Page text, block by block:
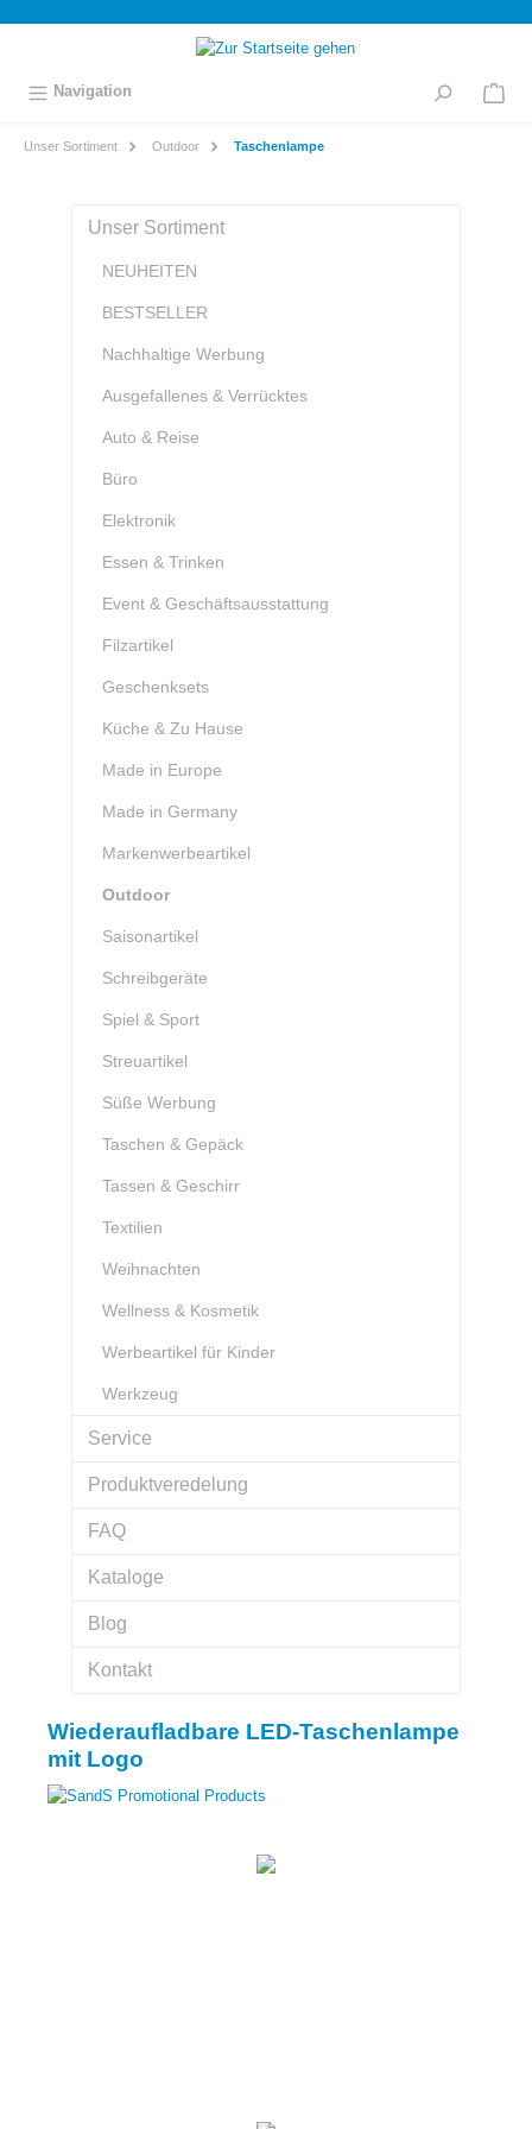
springen
Navigation
Unser Sortiment Outdoor Taschenlampe
Unser Sortiment
NEUHEITEN
BESTSELLER
Nachhaltige Werbung
Ausgefallenes & Verrücktes
Auto & Reise
Büro
Elektronik
Essen & Trinken
Event & Geschäftsausstattung
Filzartikel
Geschenksets
Küche & Zu Hause
Made in Europe
Made in Germany
Markenwerbeartikel
Outdoor
Saisonartikel
Schreibgeräte
Spiel & Sport
Streuartikel
Süße Werbung
Taschen & Gepäck
Tassen & Geschirr
Textilien
Weihnachten
Wellness & Kosmetik
Werbeartikel für Kinder
Werkzeug
Service
Produktveredelung
FAQ
Kataloge
Blog
Kontakt
Wiederaufladbare LED-Taschenlampe
mit Logo